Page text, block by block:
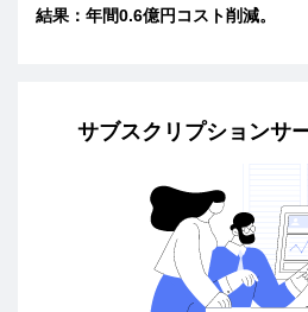
結果：年間0.6億円コスト削減。
サブスクリプションサ